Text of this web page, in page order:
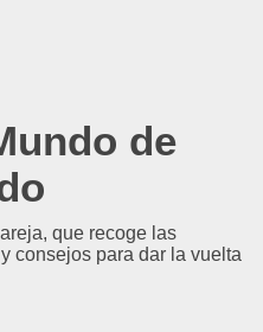
de
que recoge las
consejos para dar la vuelta